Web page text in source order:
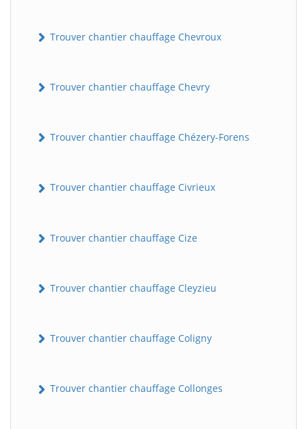
Trouver chantier chauffage Chevroux
Trouver chantier chauffage Chevry
Trouver chantier chauffage Chézery-Forens
Trouver chantier chauffage Civrieux
Trouver chantier chauffage Cize
Trouver chantier chauffage Cleyzieu
Trouver chantier chauffage Coligny
Trouver chantier chauffage Collonges